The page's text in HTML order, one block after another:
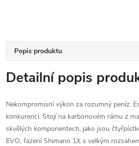
Popis produktu
Detailní popis
Nekompromisní výkon za rozumný peníz.
konkurenci. Stojí na karbonovém rámu z
skvělých komponentech, jako jsou
EVO, řazení Shimano 1X s velkým